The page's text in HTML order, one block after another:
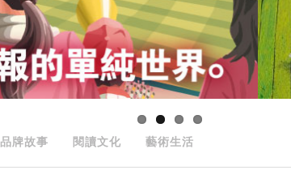
品牌故事 閱讀文化 藝術生活